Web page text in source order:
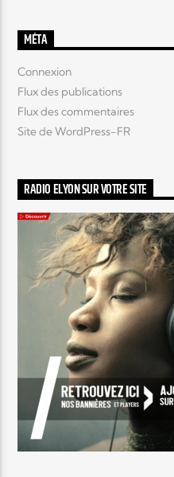
MÉTA
Connexion
Flux des publications
Flux des commentaires
Site de WordPress-FR
RADIO ELYON SUR VOTRE SITE